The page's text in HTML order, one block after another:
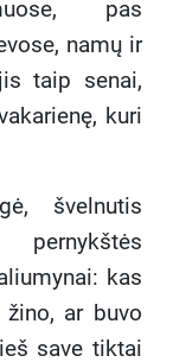
pas
namų ir
taip senai,
kuri
švelnutis
pernykštės
kas
ar buvo
save tiktai